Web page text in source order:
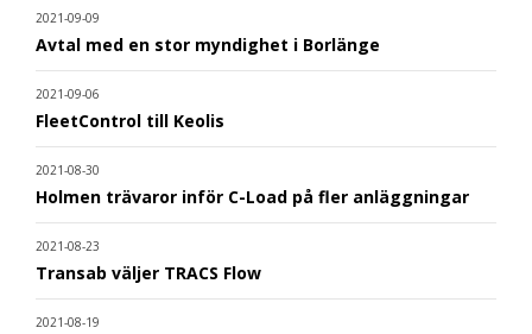
2021-09-09
Avtal med en stor myndighet i Borlänge
2021-09-06
FleetControl till Keolis
2021-08-30
Holmen trävaror inför C-Load på fler anläggningar
2021-08-23
Transab väljer TRACS Flow
2021-08-19